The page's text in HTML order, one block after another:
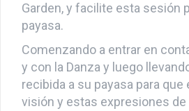
Garden, y facilite esta sesión
payasa.
Comenzando a entrar en
y con la Danza y luego
recibida a su payasa para
visión y estas expresiones